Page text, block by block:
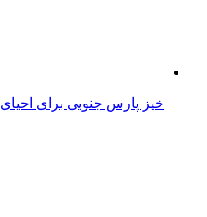
خیز پارس جنوبی برای احیای ۶۰ درصد ظرفیت تولید تا پایان آذر؛ بازگشت ۱۰۰ میلیون مترمکعب گاز به شبکه